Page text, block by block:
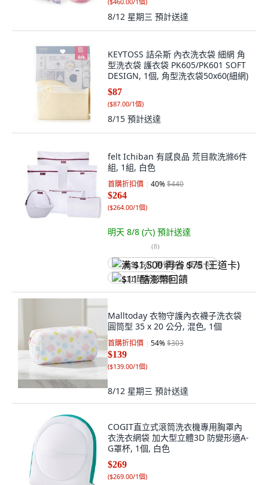
8/12 星期三 預計送達
KEYTOSS 詰朵斯 內衣洗衣袋 細網 角
型洗衣袋 護衣袋 PK605/PK601 SOFT
DESIGN, 1個, 角型洗衣袋50x60(細網)
$87
($87.00/1個)
8/15 預計送達
felt Ichiban 有感良品 荒目款洗滌6件
組, 1組, 白色
首購折扣價 40%$440
$264
($264.00/1個)
明天 8/8 (六) 預計送達
(8)
满 $1,500 再省 $75 (王道卡)
$11 酷澎幣回饋
Malltoday 衣物守護內衣襪子洗衣袋
圓筒型 35 x 20 公分, 混色, 1個
首購折扣價 54%$303
$139
($139.00/1個)
8/12 星期三 預計送達
COGIT直立式滾筒洗衣機專用胸罩內
衣洗衣網袋 加大型立體3D 防變形適A-
G罩杯, 1個, 白色
$269
($269.00/1個)